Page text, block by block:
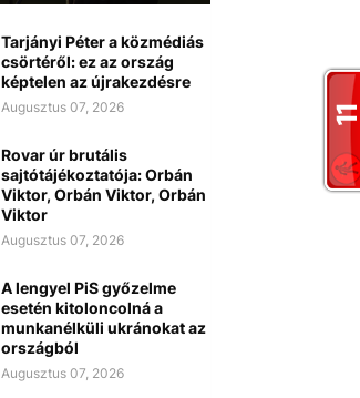
Tarjányi Péter a közmédiás
csörtéről: ez az ország
képtelen az újrakezdésre
Augusztus 07, 2026
Rovar úr brutális
sajtótájékoztatója: Orbán
Viktor, Orbán Viktor, Orbán
Viktor
Augusztus 07, 2026
A lengyel PiS győzelme
esetén kitoloncolná a
munkanélküli ukránokat az
országból
Augusztus 07, 2026